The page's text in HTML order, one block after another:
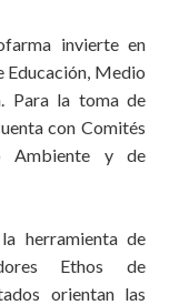
invierte en
Educación, Medio
Para la toma de
con Comités
Ambiente y de
herramienta de
Ethos de
orientan las